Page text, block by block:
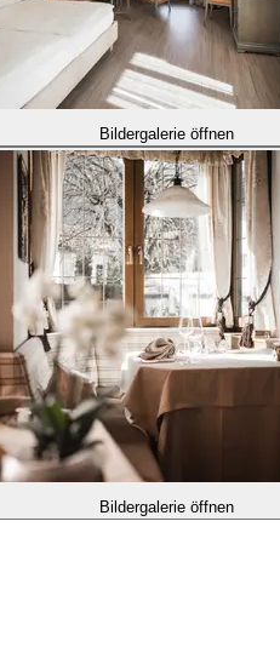
Bildergalerie öffnen
Bildergalerie öffnen